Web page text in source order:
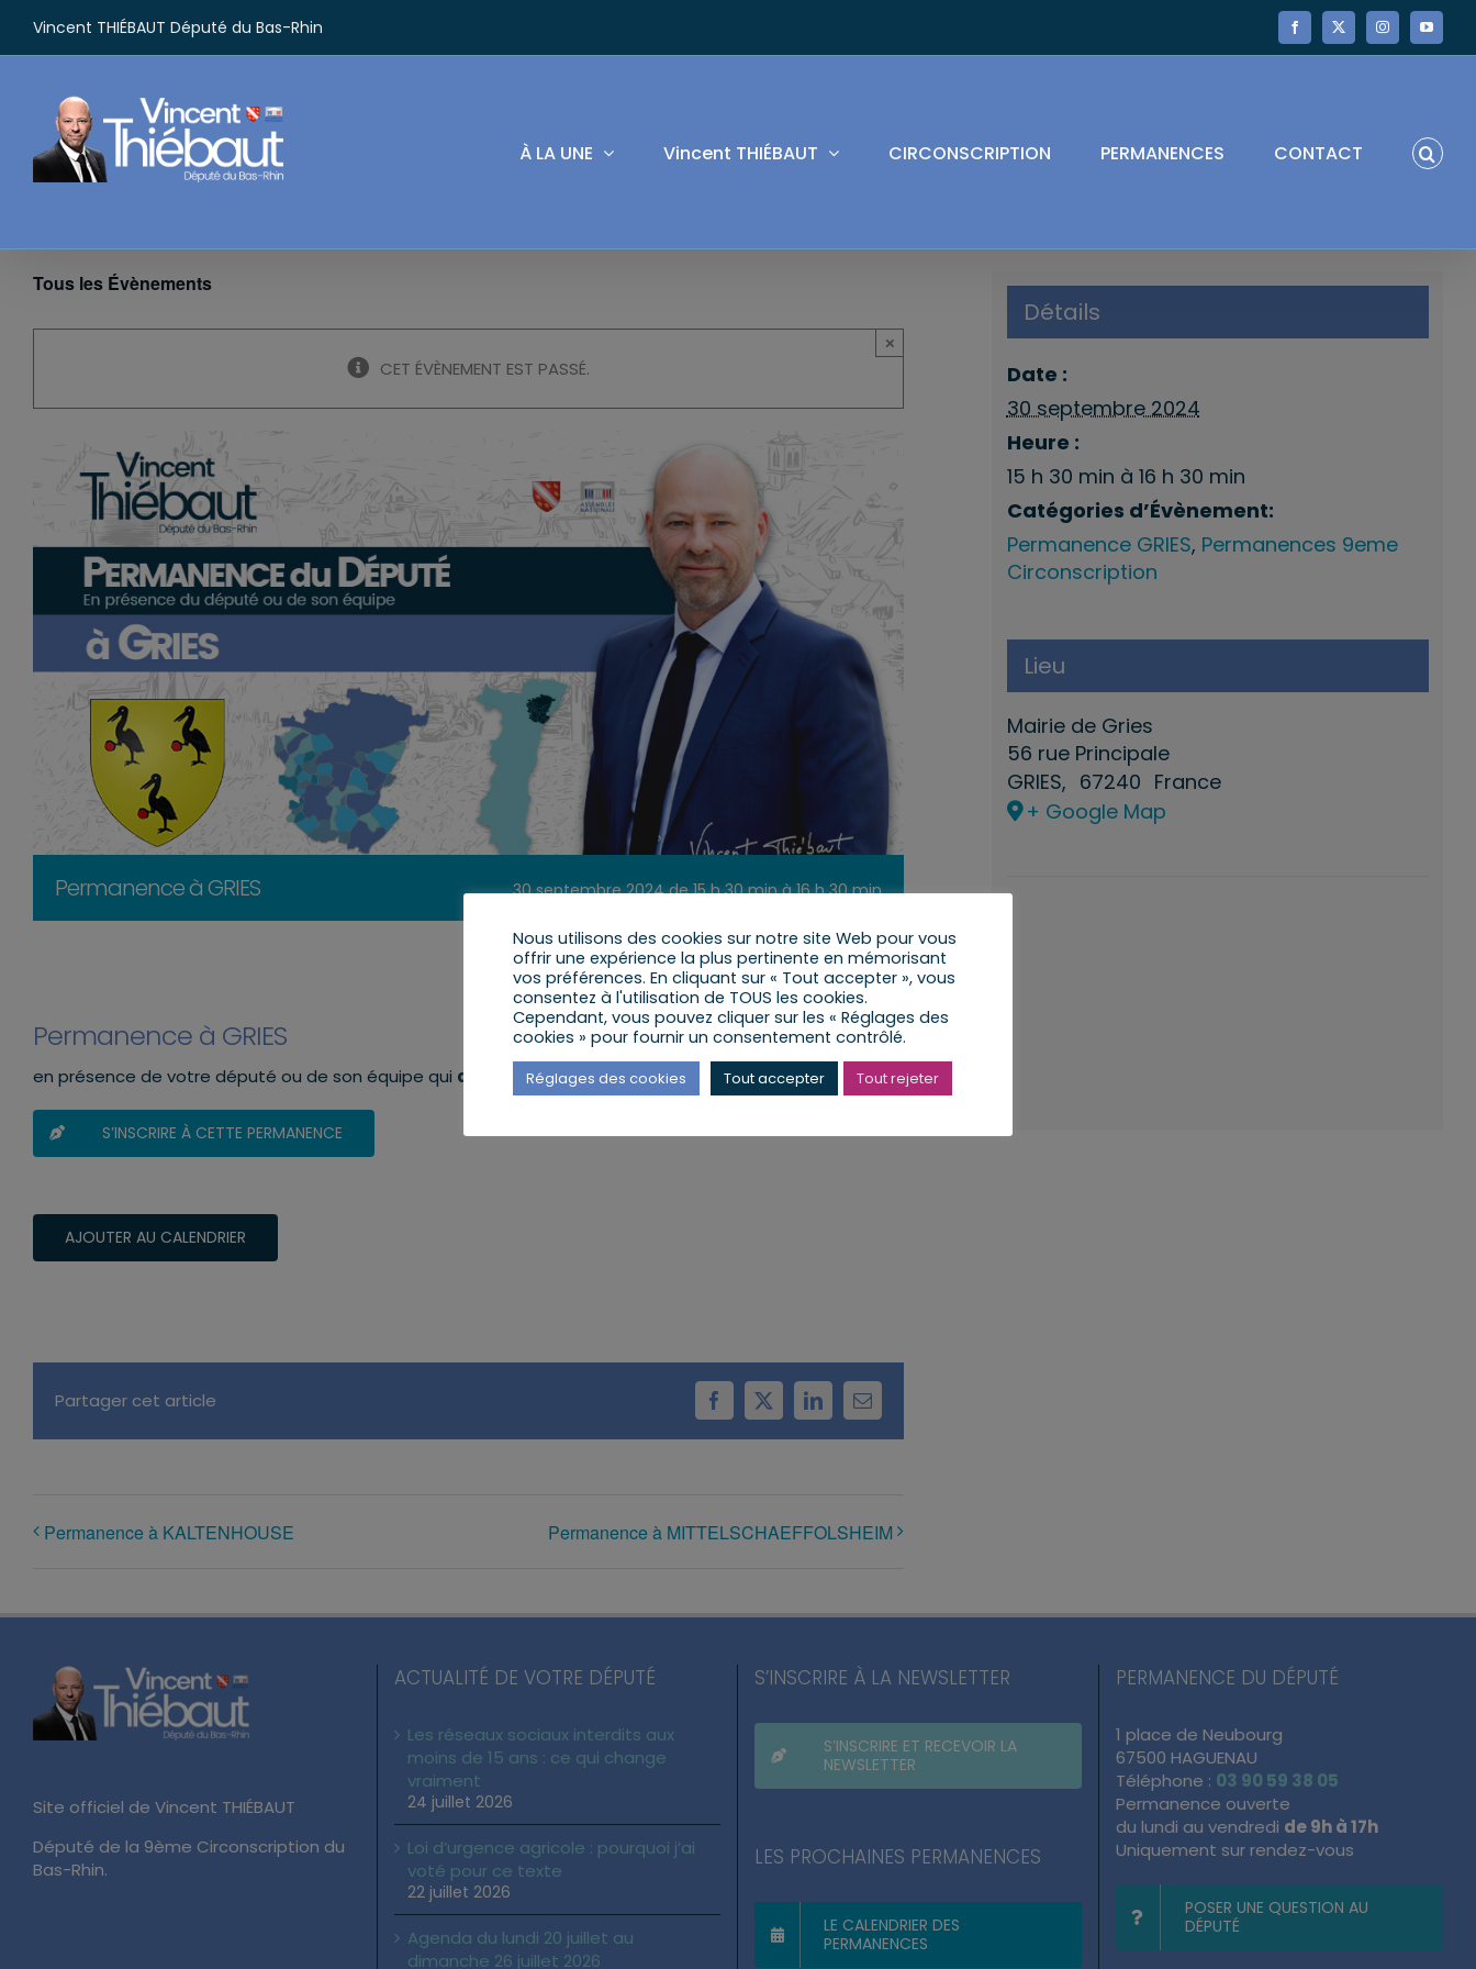
contenu
Vincent THIÉBAUT Député du Bas-Rhin Facebook
X InstagramYouTube
À LA UNE Vincent THIÉBAUT CIRCONSCRIPTION PERMANENCES CONTACT
Tous les Évènements
CET ÉVÈNEMENT EST PASSÉ.
×
Permanence à GRIES 30 septembre 2024 de 15 h 30 minà16 h 30 min
Permanence à GRIES
en présence de votre député ou de son équipe qui aura lieu à la mairie de Gries.
S’INSCRIRE À CETTE PERMANENCE
AJOUTER AU CALENDRIER
Partager cet article Facebook
X LinkedInEmail
Permanence à KALTENHOUSE Permanence à MITTELSCHAEFFOLSHEIM
Détails
Date :
30 septembre 2024
Heure :
15 h 30 min à 16 h 30 min
Catégories d’Évènement:
Permanence GRIES, Permanences 9eme
Circonscription
Lieu
Mairie de Gries
56 rue Principale
GRIES, 67240 France
+ Google Map
Site officiel de Vincent THIÉBAUT
Député de la 9ème Circonscription du
Bas-Rhin.
ACTUALITÉ DE VOTRE DÉPUTÉ
Les réseaux sociaux interdits aux
moins de 15 ans : ce qui change
vraiment
24 juillet 2026
Loi d’urgence agricole : pourquoi j’ai
voté pour ce texte
22 juillet 2026
Agenda du lundi 20 juillet au
dimanche 26 juillet 2026
S’INSCRIRE À LA NEWSLETTER
S’INSCRIRE ET RECEVOIR LA
NEWSLETTER
LES PROCHAINES PERMANENCES
LE CALENDRIER DES
PERMANENCES
PERMANENCE DU DÉPUTÉ
1 place de Neubourg
67500 HAGUENAU
Téléphone : 03 90 59 38 05
Permanence ouverte
du lundi au vendredi de 9h à 17h
Uniquement sur rendez-vous
POSER UNE QUESTION AU
DÉPUTÉ
Nous utilisons des cookies sur notre site Web pour vous
offrir une expérience la plus pertinente en mémorisant
vos préférences. En cliquant sur « Tout accepter », vous
consentez à l'utilisation de TOUS les cookies.
Cependant, vous pouvez cliquer sur les « Réglages des
cookies » pour fournir un consentement contrôlé.
Réglages des cookies Tout accepter Tout rejeter